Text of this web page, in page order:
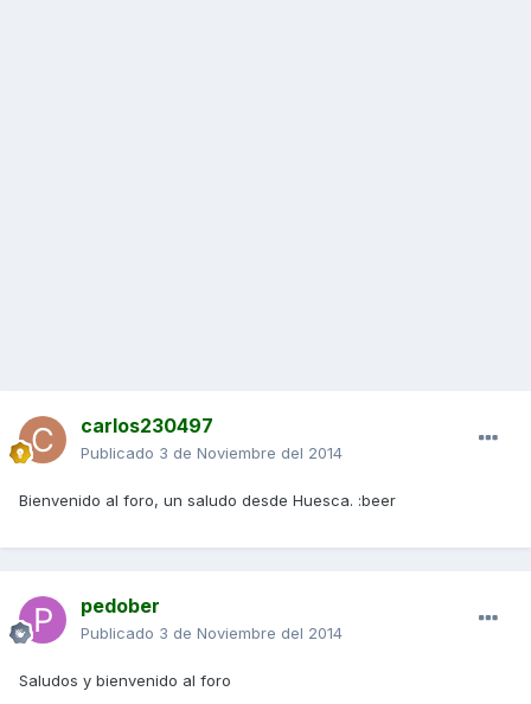
carlos230497
Publicado 3 de Noviembre del 2014
Bienvenido al foro, un saludo desde Huesca. :beer
pedober
Publicado 3 de Noviembre del 2014
Saludos y bienvenido al foro